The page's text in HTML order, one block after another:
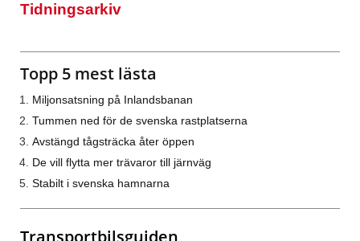
Tidningsarkiv
Topp 5 mest lästa
Miljonsatsning på Inlandsbanan
Tummen ned för de svenska rastplatserna
Avstängd tågsträcka åter öppen
De vill flytta mer trävaror till järnväg
Stabilt i svenska hamnarna